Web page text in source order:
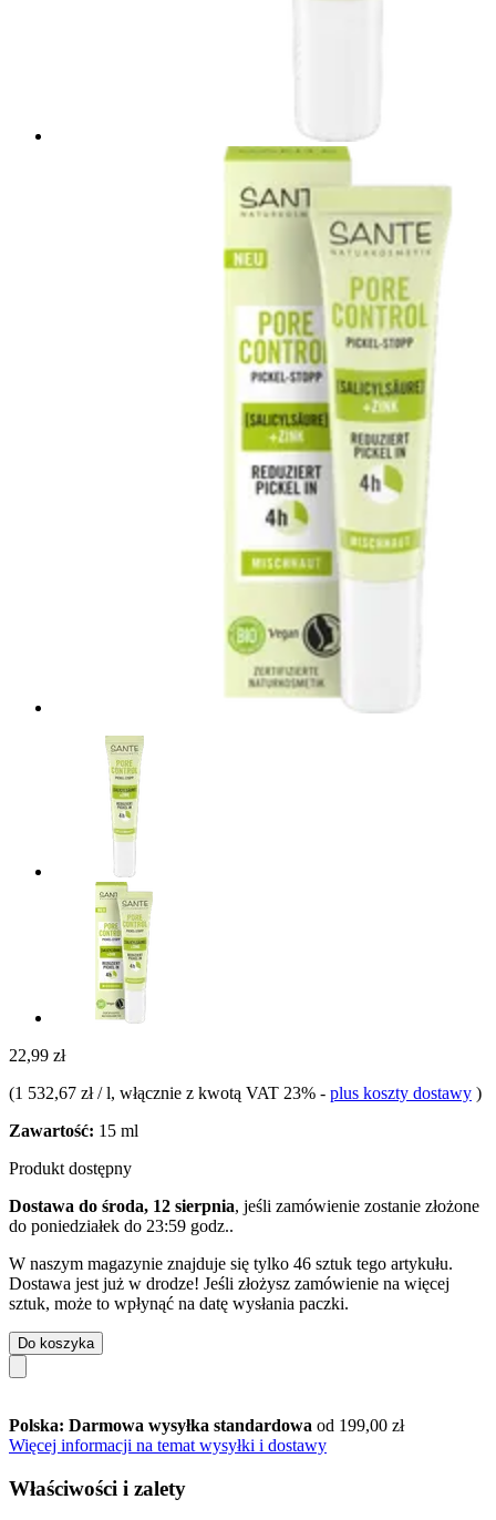
22,99 zł
(1 532,67 zł / l, włącznie z kwotą VAT 23% - plus koszty dostawy )
Zawartość: 15 ml
Produkt dostępny
Dostawa do środa, 12 sierpnia, jeśli zamówienie zostanie złożone
do poniedziałek do 23:59 godz..
W naszym magazynie znajduje się tylko 46 sztuk tego artykułu.
Dostawa jest już w drodze! Jeśli złożysz zamówienie na więcej
sztuk, może to wpłynąć na datę wysłania paczki.
Do koszyka
Polska: Darmowa wysyłka standardowa od 199,00 zł
Więcej informacji na temat wysyłki i dostawy
Właściwości i zalety